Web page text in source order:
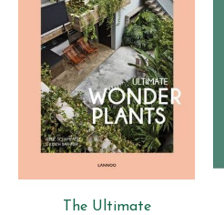
The Ultimate